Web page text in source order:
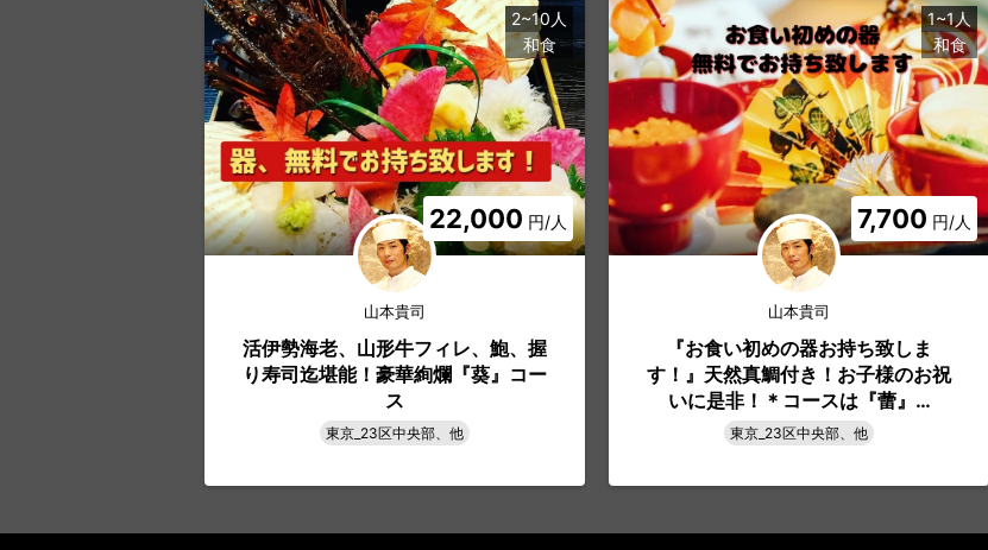
22,000 円/人
2~10人
和食
山本貴司
活伊勢海老、山形牛フィレ、鮑、握
り寿司迄堪能！豪華絢爛『葵』コー
ス
東京_23区中央部、他
7,700 円/人
1~1人
和食
山本貴司
『お食い初めの器お持ち致しま
す！』天然真鯛付き！お子様のお祝
いに是非！＊コースは『蕾』…
東京_23区中央部、他